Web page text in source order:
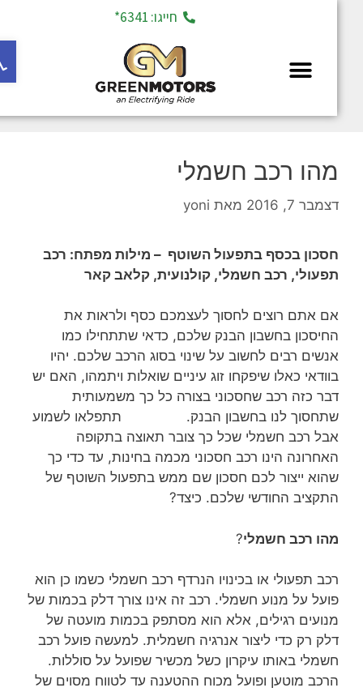
חייגו: 6341*
מהו רכב חשמלי
דצמבר 7, 2016 מאתyoni
חסכון בכסף בתפעול השוטף – מילות מפתח: רכב
תפעולי, רכב חשמלי, קולנועית, קלאב קאר
אם אתם רוצים לחסוך לעצמכם כסף ולראות את
החיסכון בחשבון הבנק שלכם, כדאי שתתחילו כמו
אנשים רבים לחשוב על שינוי בסוג הרכב שלכם. יהיו
בוודאי כאלו שיפקחו זוג עיניים שואלות ויתמהו, האם יש
דבר כזה רכב שחסכוני בצורה כל כך משמעותית
שתחסוך לנו בחשבון הבנק. תתפלאו לשמוע
אבל רכב חשמלי שכל כך צובר תאוצה בתקופה
האחרונה הינו רכב חסכוני מכמה בחינות, עד כדי כך
שהוא ייצור לכם חסכון שם ממש בתפעול השוטף של
התקציב החודשי שלכם. כיצד?
מהו רכב חשמלי?
רכב תפעולי או בכינויו הנרדף רכב חשמלי כשמו כן הוא
פועל על מנוע חשמלי. רכב זה אינו צורך דלק בכמות של
מנועים רגילים, אלא הוא מסתפק בכמות מועטה של
דלק רק כדי ליצור אנרגיה חשמלית. למעשה פועל רכב
חשמלי באותו עיקרון כשל מכשיר שפועל על סוללות.
הרכב מוטען ופועל מכוח ההטענה עד לטווח מסוים של